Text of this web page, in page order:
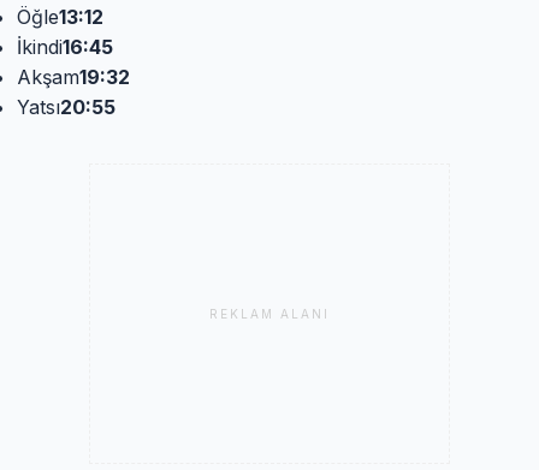
Öğle13:12
İkindi16:45
Akşam19:32
Yatsı20:55
REKLAM ALANI